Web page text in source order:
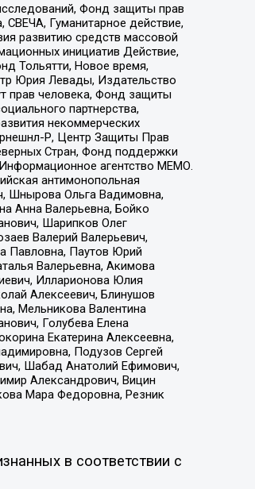
Фонд защиты прав
Гуманитарное действие,
развитию средств массовой
инициатив Действие,
Тольятти, Новое время,
Юрия Левады, Издательство
прав человека, Фонд защиты
партнерства,
некоммерческих
Р, Центр Защиты Прав
Стран, Фонд поддержки
агентство МЕМО.
антимонопольная
Шнырова Ольга Вадимовна,
Анна Валерьевна, Бойко
Шарипков Олег
Валерий Валерьевич,
Павловна, Паутов Юрий
Валерьевна, Акимова
Илларионова Юлия
Алексеевич, Блинушов
Мельникова Валентина
Голубева Елена
Екатерина Алексеевна,
Подузов Сергей
Шабад Анатолий Ефимович,
Александрович, Вицин
Мара Федоровна, Резник
в соответствии с